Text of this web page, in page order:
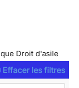
Droit d'asile
Effacer les filtres